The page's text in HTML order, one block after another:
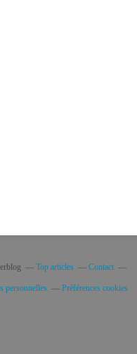
Top articles Contact
personnelles Préférences cookies